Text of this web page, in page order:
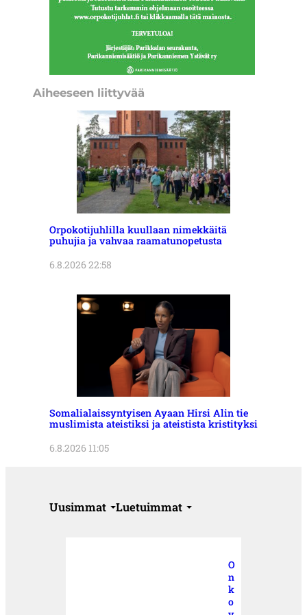
Aiheeseen liittyvää
Orpokotijuhlilla kuullaan nimekkäitä
puhujia ja vahvaa raamatunopetusta
6.8.2026 22:58
Somalialaissyntyisen Ayaan Hirsi Alin tie
muslimista ateistiksi ja ateistista kristityksi
6.8.2026 11:05
Uusimmat Luetuimmat
O
n
k
o